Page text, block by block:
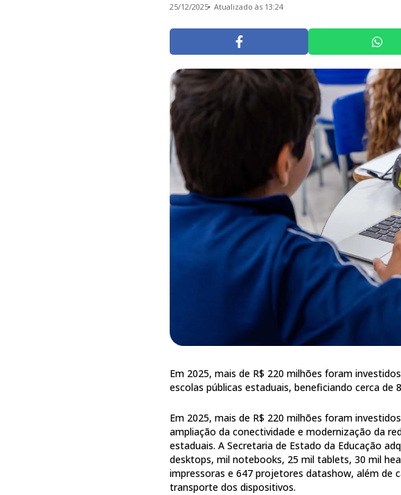
25/12/2025 Atualizado às 13:24
Em 2025, mais de R$ 220 milhões foram
escolas públicas estaduais, beneficiando cerca de
Em 2025, mais de R$ 220 milhões foram
ampliação da conectividade e modernização da
estaduais. A Secretaria de Estado da Educação
desktops, mil notebooks, 25 mil tablets, 30 mil
impressoras e 647 projetores datashow, além de
transporte dos dispositivos.